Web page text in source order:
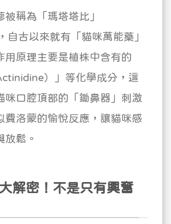
稱為「瑪塔塔比」
自古以來就有「貓咪萬能藥」
用原理主要是植株中含有的
）」等化學成分，這
咪口腔頂部的「鋤鼻器」刺激
費洛蒙的愉悅反應，讓貓咪感
放鬆。
解密！不是只有興奮